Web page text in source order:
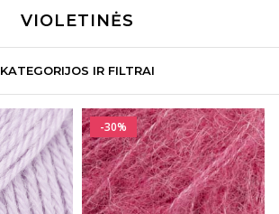
VIOLETINĖS
KATEGORIJOS IR FILTRAI
-30%